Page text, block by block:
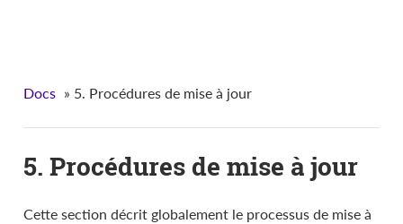
Docs » 5. Procédures de mise à jour
5. Procédures de mise à jour
Cette section décrit globalement le processus de mise à